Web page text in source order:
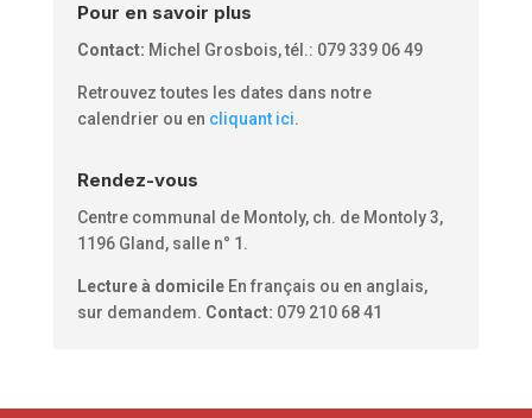
Pour en savoir plus
Contact: Michel Grosbois, tél.: 079 339 06 49
Retrouvez toutes les dates dans notre
calendrier ou en cliquant ici.
Rendez-vous
Centre communal de Montoly, ch. de Montoly 3,
1196 Gland, salle n° 1.
Lecture à domicile En français ou en anglais,
sur demandem. Contact: 079 210 68 41